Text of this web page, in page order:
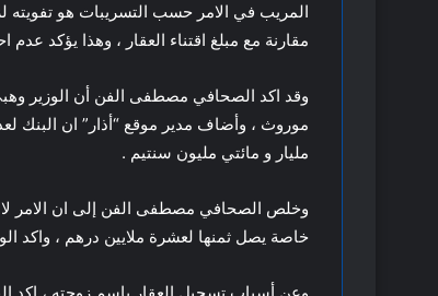
المريب في الامر حسب التسريبات هو تفويته
مقارنة مع مبلغ اقتناء العقار ، وهذا يؤكد عدم
وقد اكد الصحافي مصطفى الفن أن الوزير
موروث ، وأضاف مدير موقع “أذار” ان البنك
مليار و مائتي مليون سنتيم .
وخلص الصحافي مصطفى الفن إلى ان الامر لا
خاصة يصل ثمنها لعشرة ملايين درهم ، واكد